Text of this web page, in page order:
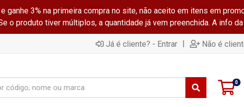
ganhe 3% na primeira compra no site, não aceito em itens em
o produto tiver múltiplos, a quantidade já vem preenchida. A info
Já é cliente? - Entrar | Não é
0